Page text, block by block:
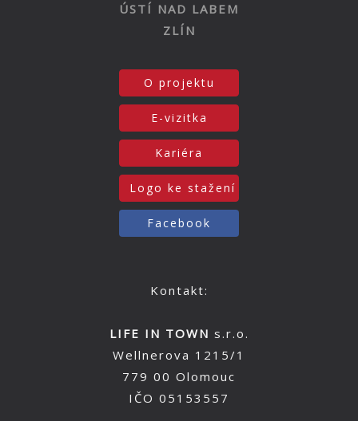
ÚSTÍ NAD LABEM
ZLÍN
O projektu
E-vizitka
Kariéra
Logo ke stažení
Facebook
Kontakt:
LIFE IN TOWN s.r.o.
Wellnerova 1215/1
779 00 Olomouc
IČO 05153557